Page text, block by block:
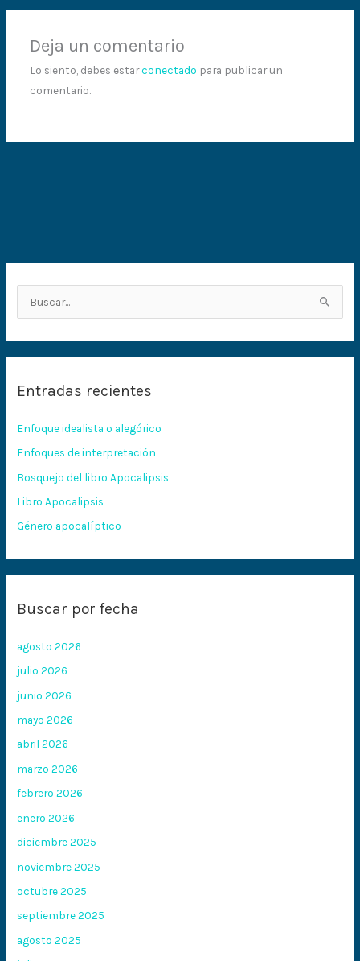
Deja un comentario
Lo siento, debes estarconectado para publicar un
comentario.
a
p
o
r
:
Entradas recientes
Enfoque idealista o alegórico
Enfoques de interpretación
Bosquejo del libro Apocalipsis
Libro Apocalipsis
Género apocalíptico
Buscar por fecha
agosto 2026
julio 2026
junio 2026
mayo 2026
abril 2026
marzo 2026
febrero 2026
enero 2026
diciembre 2025
noviembre 2025
octubre 2025
septiembre 2025
agosto 2025